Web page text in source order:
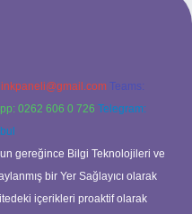
Teams:
0262 606 0 726 Telegram:
gereğince Bilgi Teknolojileri ve
bir Yer Sağlayıcı olarak
içerikleri proaktif olarak